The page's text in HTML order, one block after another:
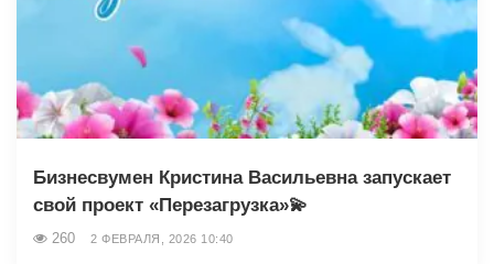
Бизнесвумен Кристина Васильевна запускает
свой проект «Перезагрузка»💫
260 2 ФЕВРАЛЯ, 2026 10:40